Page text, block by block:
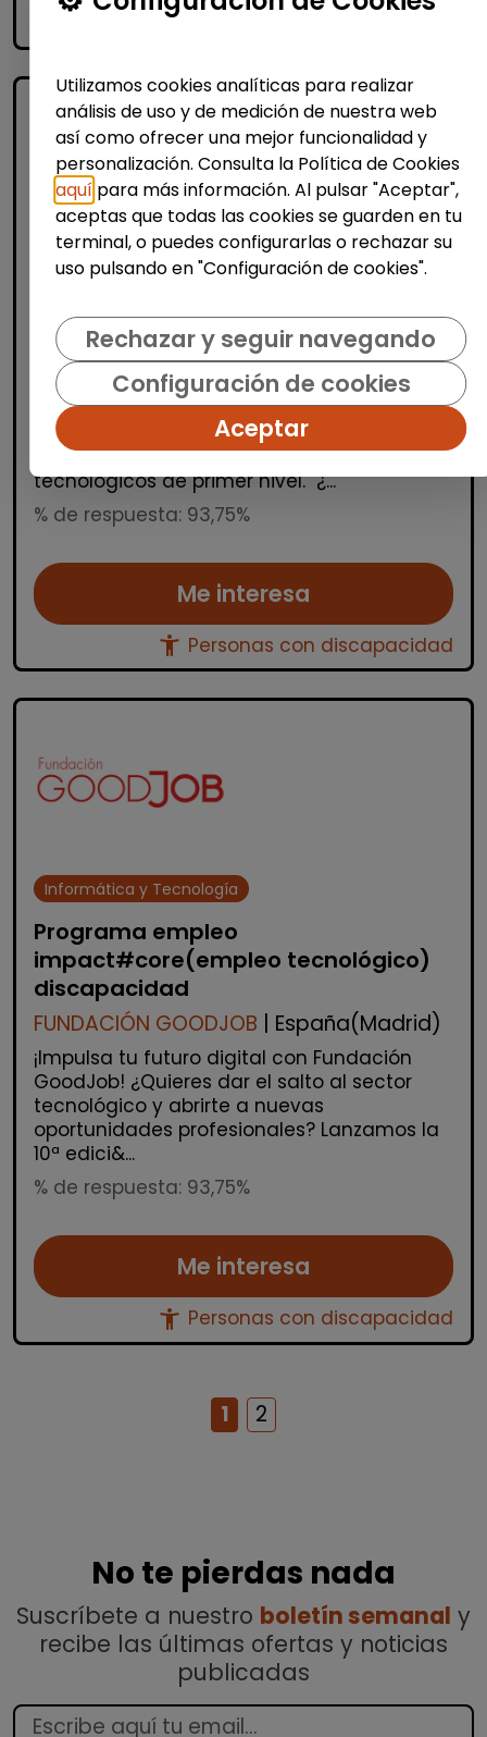
accessibility_new
Informática y Tecnología
Administrador/a de sistemas junior -
discapacidad (madrid)
FUNDACIÓN GOODJOB| España(Madrid)
¿Quiénes somos? En Fundación GoodJob
trabajamos por la inclusión laboral de
PERSONAS CON DISCAPACIDAD en entornos
tecnológicos de primer nivel. ¿...
% de respuesta: 93,75%
Me interesa
accessibility_new Personas con discapacidad
Informática y Tecnología
Programa empleo
impact#core(empleo tecnológico)
discapacidad
FUNDACIÓN GOODJOB | España(Madrid)
¡Impulsa tu futuro digital con Fundación
GoodJob! ¿Quieres dar el salto al sector
tecnológico y abrirte a nuevas
oportunidades profesionales? Lanzamos la
10ª edici&...
% de respuesta: 93,75%
Me interesa
accessibility_new Personas con discapacidad
1 2
No te pierdas nada
Suscríbete a nuestro boletín semanal y
recibe las últimas ofertas y noticias
publicadas
Utilizamos cookies analíticas para realizar
análisis de uso y de medición de nuestra web
así como ofrecer una mejor funcionalidad y
personalización. Consulta la Política de Cookies
aquí para más información. Al pulsar "Aceptar",
aceptas que todas las cookies se guarden en tu
terminal, o puedes configurarlas o rechazar su
uso pulsando en "Configuración de cookies".
Rechazar y seguir navegando
Configuración de cookies
Aceptar